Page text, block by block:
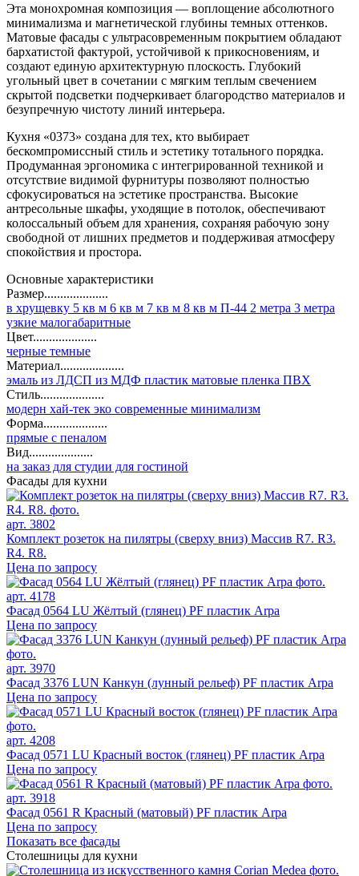
Эта монохромная композиция — воплощение абсолютного
минимализма и магнетической глубины темных оттенков.
Матовые фасады с ультрасовременным покрытием обладают
бархатистой фактурой, устойчивой к прикосновениям, и
создают единую архитектурную плоскость. Глубокий
угольный цвет в сочетании с мягким теплым свечением
скрытой подсветки подчеркивает благородство материалов и
безупречную чистоту линий интерьера.
Кухня «0373» создана для тех, кто выбирает
бескомпромиссный стиль и эстетику тотального порядка.
Продуманная эргономика с интегрированной техникой и
отсутствие видимой фурнитуры позволяют полностью
сфокусироваться на эстетике пространства. Высокие
антресольные шкафы, уходящие в потолок, обеспечивают
колоссальный объем для хранения, сохраняя рабочую зону
свободной от лишних предметов и поддерживая атмосферу
спокойствия и простора.
Основные характеристики
Размер....................
в хрущевку 5 кв м 6 кв м 7 кв м 8 кв м П-44 2 метра 3 метра
узкие малогабаритные
Цвет....................
черные темные
Материал....................
эмаль из ЛДСП из МДФ пластик матовые пленка ПВХ
Стиль....................
модерн хай-тек эко современные минимализм
Форма....................
прямые с пеналом
Вид....................
на заказ для студии для гостиной
Фасады для кухни
арт. 3802
Комплект розеток на пилятры (сверху вниз) Массив R7. R3.
R4. R8.
Цена по запросу
арт. 4178
Фасад 0564 LU Жёлтый (глянец) PF пластик Arpa
Цена по запросу
арт. 3970
Фасад 3376 LUN Канкун (лунный рельеф) PF пластик Arpa
Цена по запросу
арт. 4208
Фасад 0571 LU Красный восток (глянец) PF пластик Arpa
Цена по запросу
арт. 3918
Фасад 0561 R Красный (матовый) PF пластик Arpa
Цена по запросу
Показать все фасады
Столешницы для кухни